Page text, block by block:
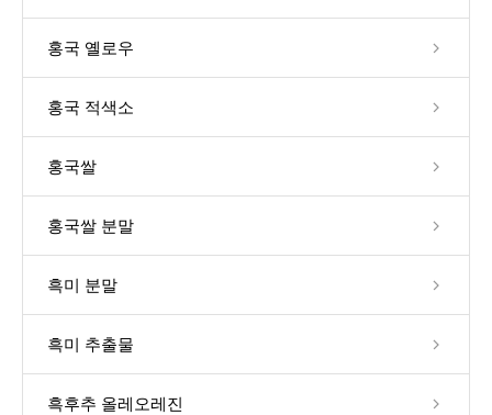
홍국 옐로우
홍국 적색소
홍국쌀
홍국쌀 분말
흑미 분말
흑미 추출물
흑후추 올레오레진